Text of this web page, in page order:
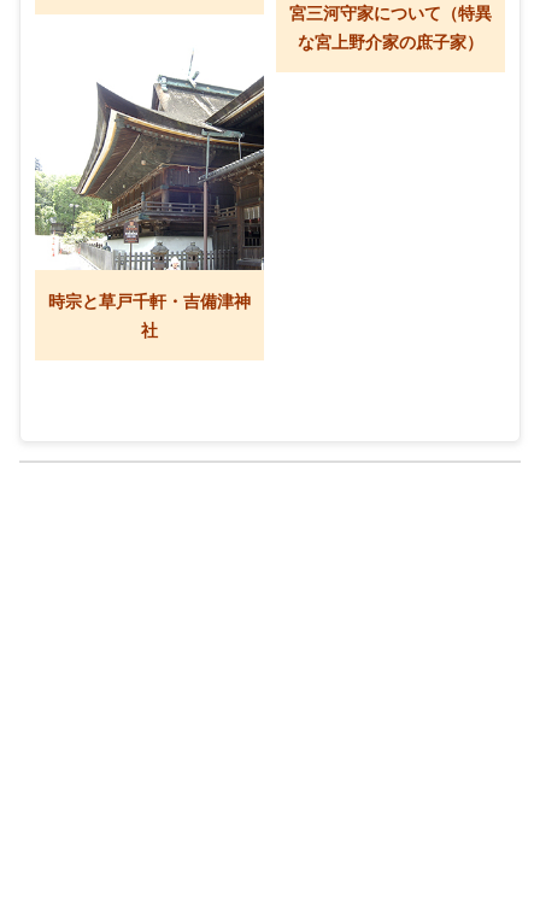
宮三河守家について（特異
な宮上野介家の庶子家）
時宗と草戸千軒・吉備津神
社